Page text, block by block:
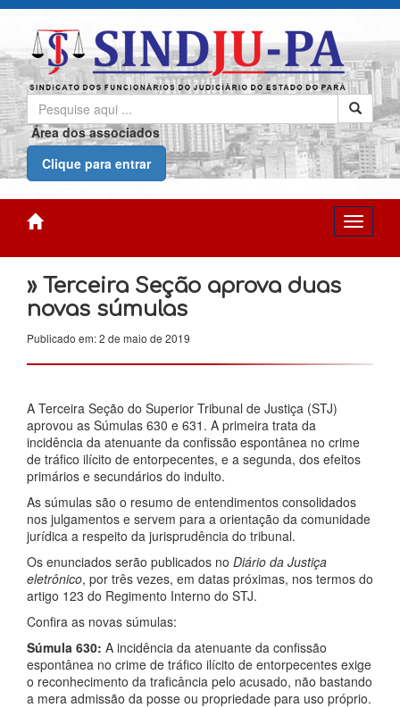
Área dos associados
Clique para entrar
» Terceira Seção aprova duas
novas súmulas
Publicado em: 2 de maio de 2019
A Terceira Seção do Superior Tribunal de Justiça (STJ)
aprovou as Súmulas 630 e 631. A primeira trata da
incidência da atenuante da confissão espontânea no crime
de tráfico ilícito de entorpecentes, e a segunda, dos efeitos
primários e secundários do indulto.
As súmulas são o resumo de entendimentos consolidados
nos julgamentos e servem para a orientação da comunidade
jurídica a respeito da jurisprudência do tribunal.
Os enunciados serão publicados no Diário da Justiça
eletrônico, por três vezes, em datas próximas, nos termos do
artigo 123 do Regimento Interno do STJ.
Confira as novas súmulas:
Súmula 630: A incidência da atenuante da confissão
espontânea no crime de tráfico ilícito de entorpecentes exige
o reconhecimento da traficância pelo acusado, não bastando
a mera admissão da posse ou propriedade para uso próprio.